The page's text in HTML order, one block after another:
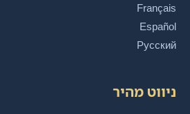
Français
Español
Русский
ניווט מהיר